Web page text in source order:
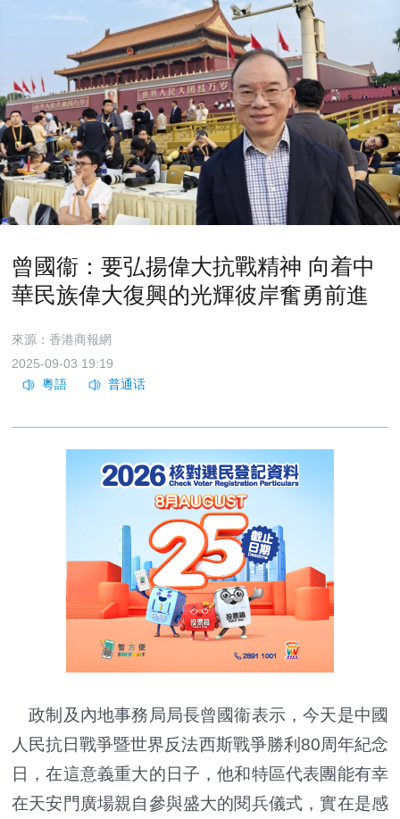
曾國衞：要弘揚偉大抗戰精神 向着中
華民族偉大復興的光輝彼岸奮勇前進
來源：香港商報網
2025-09-03 19:19
政制及內地事務局局長曾國衞表示，今天是中國
人民抗日戰爭暨世界反法西斯戰爭勝利80周年紀念
日，在這意義重大的日子，他和特區代表團能有幸
在天安門廣場親自參與盛大的閱兵儀式，實在是感